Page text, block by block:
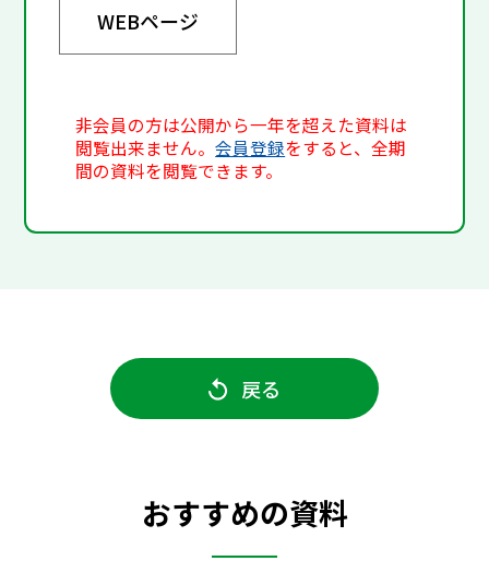
WEBページ
非会員の方は公開から一年を超えた資料は
閲覧出来ません。会員登録をすると、全期
間の資料を閲覧できます。
戻る
おすすめの資料